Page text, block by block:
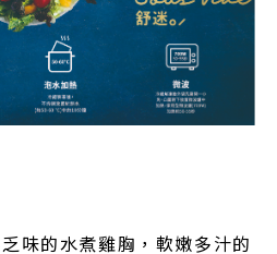
味的水煮雞胸，軟嫩多汁的